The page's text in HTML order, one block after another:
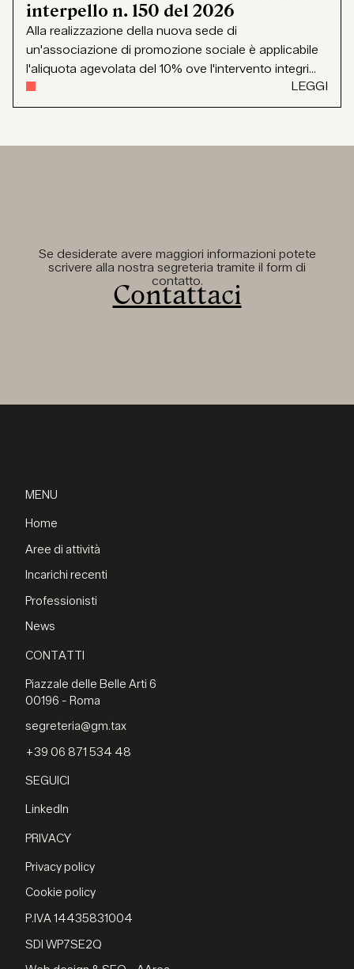
interpello n. 150 del 2026
Alla realizzazione della nuova sede di
un'associazione di promozione sociale è applicabile
l'aliquota agevolata del 10% ove l'intervento integri...
LEGGI
Se desiderate avere maggiori informazioni potete
scrivere alla nostra segreteria tramite il form di
contatto.
Contattaci
MENU
Home
Aree di attività
Incarichi recenti
Professionisti
News
CONTATTI
Piazzale delle Belle Arti 6
00196 - Roma
segreteria@gm.tax
+39 06 871 534 48
SEGUICI
LinkedIn
PRIVACY
Privacy policy
Cookie policy
P.IVA 14435831004
SDI WP7SE2Q